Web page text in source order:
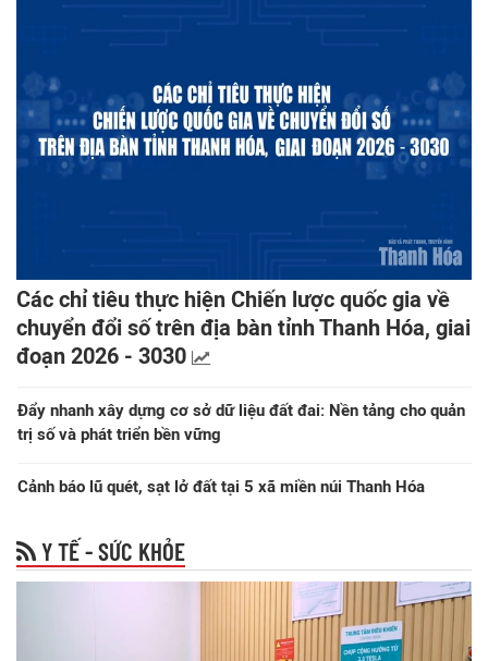
Các chỉ tiêu thực hiện Chiến lược quốc gia về
chuyển đổi số trên địa bàn tỉnh Thanh Hóa, giai
đoạn 2026 - 3030
Đẩy nhanh xây dựng cơ sở dữ liệu đất đai: Nền tảng cho quản
trị số và phát triển bền vững
Cảnh báo lũ quét, sạt lở đất tại 5 xã miền núi Thanh Hóa
Y TẾ - SỨC KHỎE